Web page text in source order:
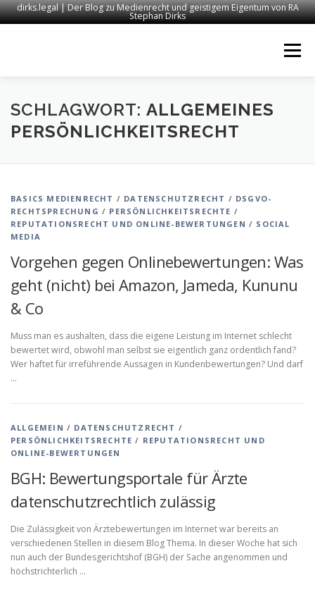
dirks.legal | Der Blog zu Medienrecht und geistigem Eigentum von RA
Stephan Dirks
Menü
START KONTAKT RECHTSANWALT DIRKS
SCHLAGWORT: ALLGEMEINES
PERSÖNLICHKEITSRECHT
BASICS MEDIENRECHT / DATENSCHUTZRECHT / DSGVO-
RECHTSPRECHUNG / PERSÖNLICHKEITSRECHTE /
REPUTATIONSRECHT UND ONLINE-BEWERTUNGEN / SOCIAL
MEDIA
Vorgehen gegen Onlinebewertungen: Was
geht (nicht) bei Amazon, Jameda, Kununu
& Co
Muss man es aushalten, dass die eigene Leistung im Internet schlecht
bewertet wird, obwohl man selbst sie eigentlich ganz ordentlich fand?
Wer haftet für irreführende Aussagen in Kundenbewertungen? Und darf
…
ALLGEMEIN / DATENSCHUTZRECHT /
PERSÖNLICHKEITSRECHTE / REPUTATIONSRECHT UND
ONLINE-BEWERTUNGEN
BGH: Bewertungsportale für Ärzte
datenschutzrechtlich zulässig
Die Zulässigkeit von Ärztebewertungen im Internet war bereits an
verschiedenen Stellen in diesem Blog Thema. In dieser Woche hat sich
nun auch der Bundesgerichtshof (BGH) der Sache angenommen und
höchstrichterlich …